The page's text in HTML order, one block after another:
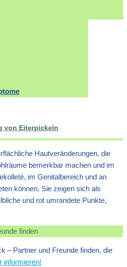
von Eiterpickeln
Hautveränderungen, die
bemerkbar machen und im
im Genitalbereich und an
können. Sie zeigen sich als
und rot umrandete Punkte,
finden
– Partner und Freunde finden, die
informieren!